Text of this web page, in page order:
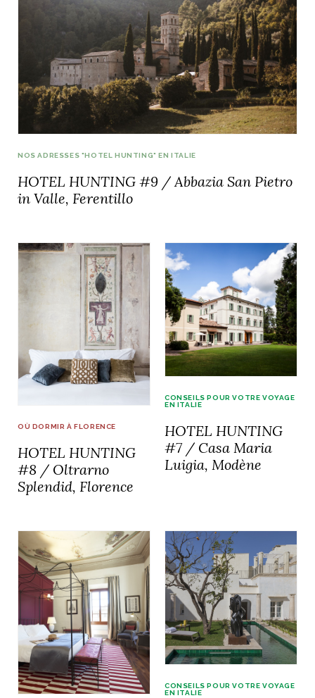
NOS ADRESSES "HOTEL HUNTING" EN ITALIE
HOTEL HUNTING #9 / Abbazia San Pietro
in Valle, Ferentillo
OÙ DORMIR À FLORENCE
HOTEL HUNTING
#8 / Oltrarno
Splendid, Florence
CONSEILS POUR VOTRE VOYAGE
EN ITALIE
HOTEL HUNTING
#7 / Casa Maria
Luigia, Modène
CONSEILS POUR VOTRE VOYAGE
EN ITALIE